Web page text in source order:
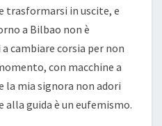
trasformarsi in uscite, e
a Bilbao non è
cambiare corsia per non
con macchine a
la mia signora non adori
alla guida è un eufemismo.